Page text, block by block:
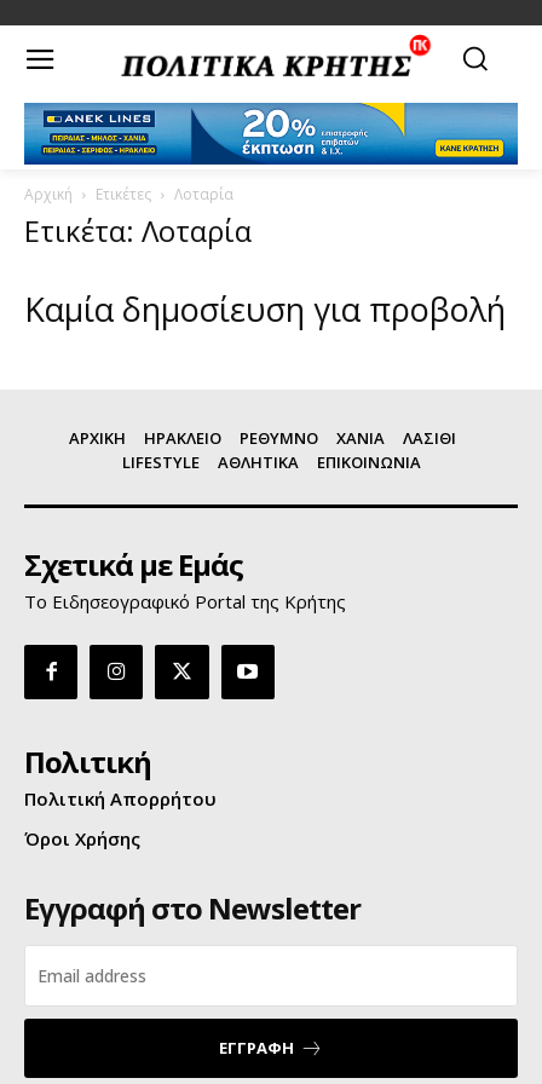
Αρχική Ετικέτες Λοταρία
Ετικέτα: Λοταρία
Καμία δημοσίευση για προβολή
ΑΡΧΙΚΗ ΗΡΑΚΛΕΙΟ ΡΕΘΥΜΝΟ ΧΑΝΙΑ
ΛΑΣΙΘΙ
LIFESTYLE
ΑΘΛΗΤΙΚΑ ΕΠΙΚΟΙΝΩΝΙΑ
Σχετικά με Εμάς
Το Ειδησεογραφικό Portal της Κρήτης
Πολιτική
Πολιτική Απορρήτου
Όροι Χρήσης
Εγγραφή στο Newsletter
ΕΓΓΡΑΦΗ